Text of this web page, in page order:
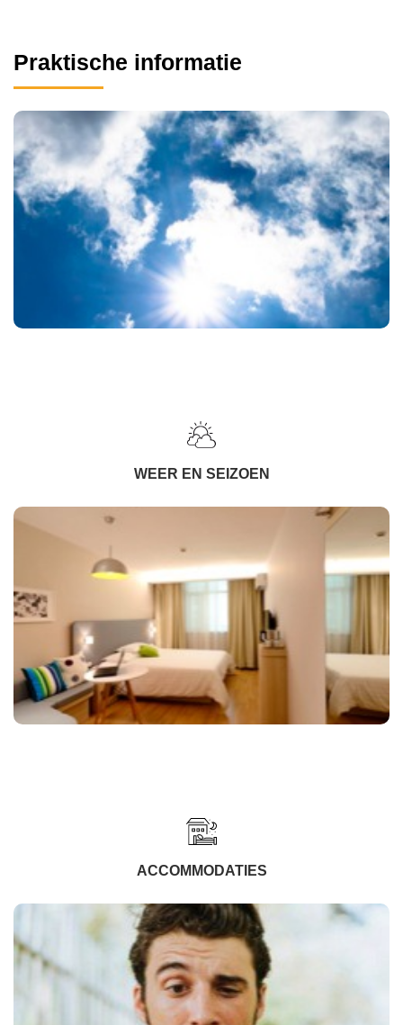
Praktische informatie
WEER EN SEIZOEN
ACCOMMODATIES